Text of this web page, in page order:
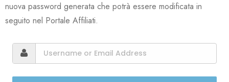
nuova password generata che potrà essere modificata in
seguito nel Portale Affiliati.